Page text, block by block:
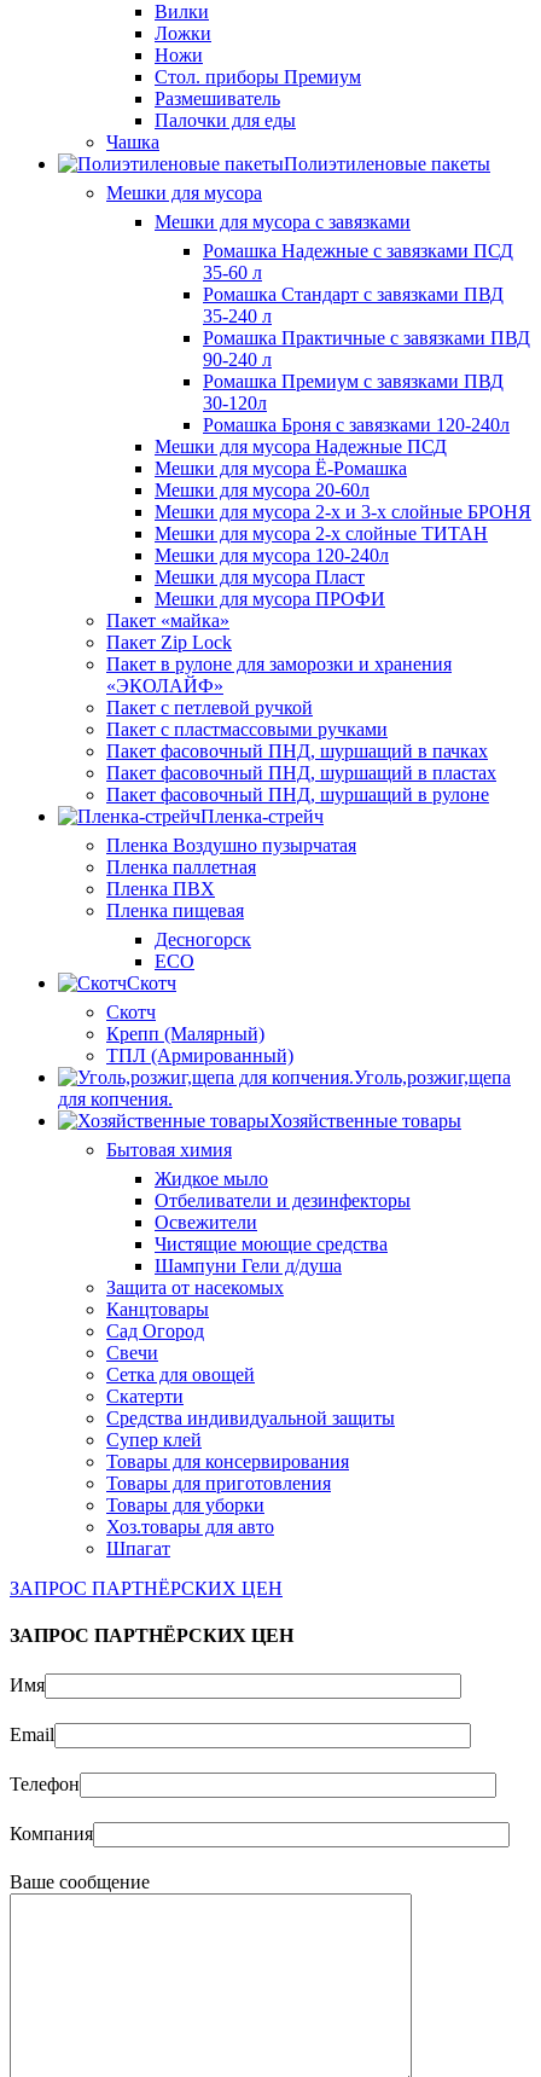
Вилки
Ложки
Ножи
Стол. приборы Премиум
Размешиватель
Палочки для еды
Чашка
Полиэтиленовые пакеты
Мешки для мусора
Мешки для мусора с завязками
Ромашка Надежные с завязками ПСД
35-60 л
Ромашка Стандарт с завязками ПВД
35-240 л
Ромашка Практичные с завязками ПВД
90-240 л
Ромашка Премиум с завязками ПВД
30-120л
Ромашка Броня с завязками 120-240л
Мешки для мусора Надежные ПСД
Мешки для мусора Ё-Ромашка
Мешки для мусора 20-60л
Мешки для мусора 2-х и 3-х слойные БРОНЯ
Мешки для мусора 2-х слойные ТИТАН
Мешки для мусора 120-240л
Мешки для мусора Пласт
Мешки для мусора ПРОФИ
Пакет «майка»
Пакет Zip Lock
Пакет в рулоне для заморозки и хранения
«ЭКОЛАЙФ»
Пакет с петлевой ручкой
Пакет с пластмассовыми ручками
Пакет фасовочный ПНД, шуршащий в пачках
Пакет фасовочный ПНД, шуршащий в пластах
Пакет фасовочный ПНД, шуршащий в рулоне
Пленка-стрейч
Пленка Воздушно пузырчатая
Пленка паллетная
Пленка ПВХ
Пленка пищевая
Десногорск
ECO
Скотч
Скотч
Крепп (Малярный)
ТПЛ (Армированный)
Уголь,розжиг,щепа
для копчения.
Хозяйственные товары
Бытовая химия
Жидкое мыло
Отбеливатели и дезинфекторы
Освежители
Чистящие моющие средства
Шампуни Гели д/душа
Защита от насекомых
Канцтовары
Сад Огород
Свечи
Сетка для овощей
Скатерти
Средства индивидуальной защиты
Супер клей
Товары для консервирования
Товары для приготовления
Товары для уборки
Хоз.товары для авто
Шпагат
ЗАПРОС ПАРТНЁРСКИХ ЦЕН
ЗАПРОС ПАРТНЁРСКИХ ЦЕН
Имя
Email
Телефон
Компания
Ваше сообщение